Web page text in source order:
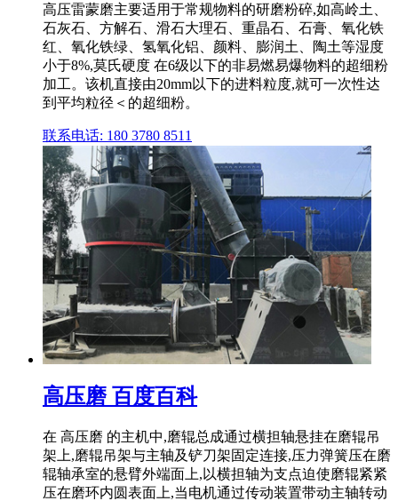
高压雷蒙磨主要适用于常规物料的研磨粉碎,如高岭土、
石灰石、方解石、滑石大理石、重晶石、石膏、氧化铁
红、氧化铁绿、氢氧化铝、颜料、膨润土、陶土等湿度
小于8%,莫氏硬度 在6级以下的非易燃易爆物料的超细粉
加工。该机直接由20mm以下的进料粒度,就可一次性达
到平均粒径＜的超细粉。
联系电话: 180 3780 8511
高压磨 百度百科
在 高压磨 的主机中,磨辊总成通过横担轴悬挂在磨辊吊
架上,磨辊吊架与主轴及铲刀架固定连接,压力弹簧压在磨
辊轴承室的悬臂外端面上,以横担轴为支点迫使磨辊紧紧
压在磨环内圆表面上,当电机通过传动装置带动主轴转动